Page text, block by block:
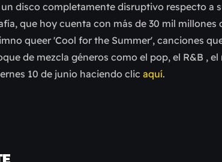
disco completamente disruptivo respecto a
que hoy cuenta con más de 30 mil
queer 'Cool for the Summer', canciones
de mezcla géneros como el pop, el R&B ,
10 de junio haciendo clic aquí.